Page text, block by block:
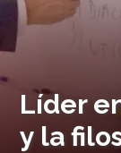
Líder
y la